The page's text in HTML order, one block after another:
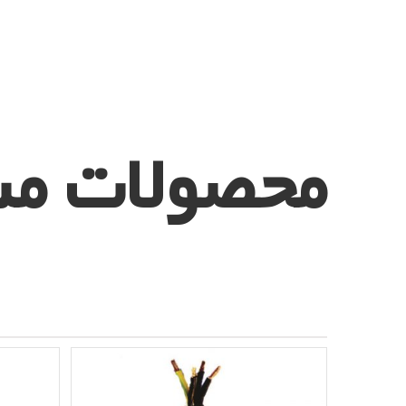
محصولات